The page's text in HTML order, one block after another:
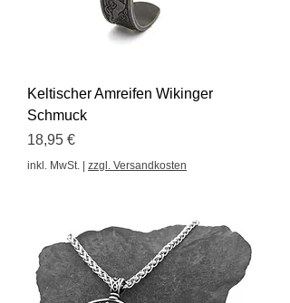
Keltischer Amreifen Wikinger
Schmuck
Preis
18,95 €
inkl. MwSt. | zzgl. Versandkosten